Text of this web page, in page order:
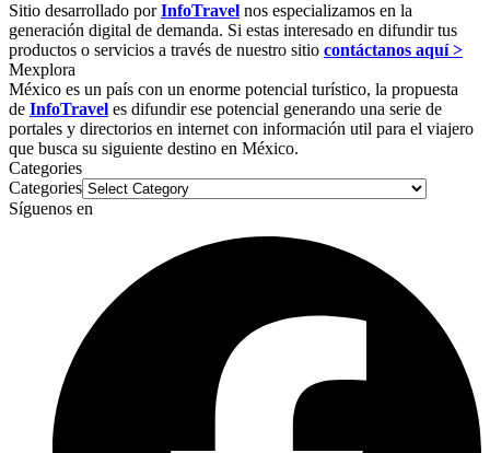
Sitio desarrollado porInfoTravel nos especializamos en la
generación digital de demanda. Si estas interesado en difundir tus
productos o servicios a través de nuestro sitio contáctanos aquí >
Mexplora
México es un país con un enorme potencial turístico, la propuesta
de InfoTravel es difundir ese potencial generando una serie de
portales y directorios en internet con información util para el viajero
que busca su siguiente destino en México.
Categories
Categories
Síguenos en